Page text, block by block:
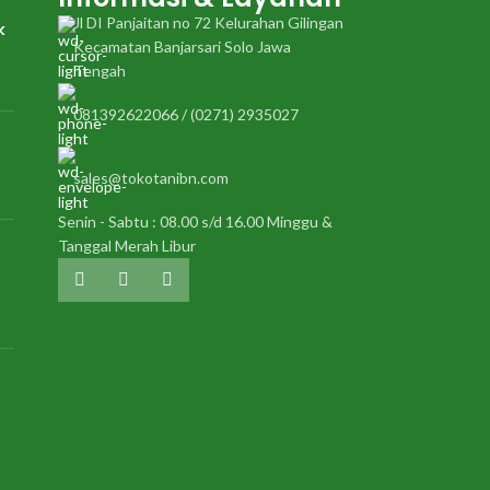
Jl DI Panjaitan no 72 Kelurahan Gilingan
Kecamatan Banjarsari Solo Jawa
Tengah
081392622066 / (0271) 2935027
sales@tokotanibn.com
Senin - Sabtu : 08.00 s/d 16.00 Minggu &
Tanggal Merah Libur